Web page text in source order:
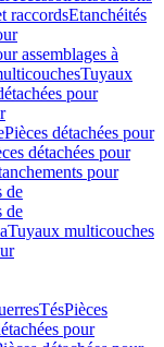
raccordsEtanchéités
assemblages à
Tuyaux
pour
Pièces détachées pour
détachées pour
pour
de
de
Tuyaux multicouches
TésPièces
pour